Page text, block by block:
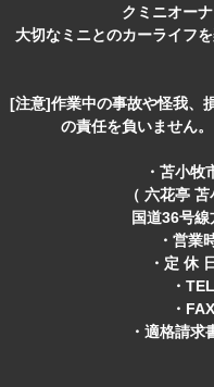
クミニオー
大切なミニとのカーライフ
[注意]作業中の事故や怪我、
の責任を負いません
・苫小
（ 六花亭
国道36号線
・営
・定 休
・
・
・適格請求